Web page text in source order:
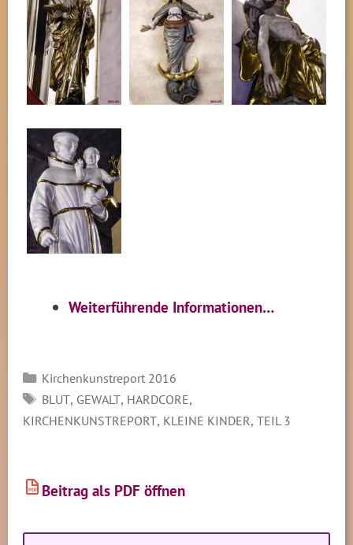
Weiterführende Informationen…
Kategorien
Kirchenkunstreport 2016
SCHLAGWÖRTER
BLUT, GEWALT, HARDCORE,
KIRCHENKUNSTREPORT, KLEINE KINDER,TEIL 3
PDF Beitrag als PDF öffnen